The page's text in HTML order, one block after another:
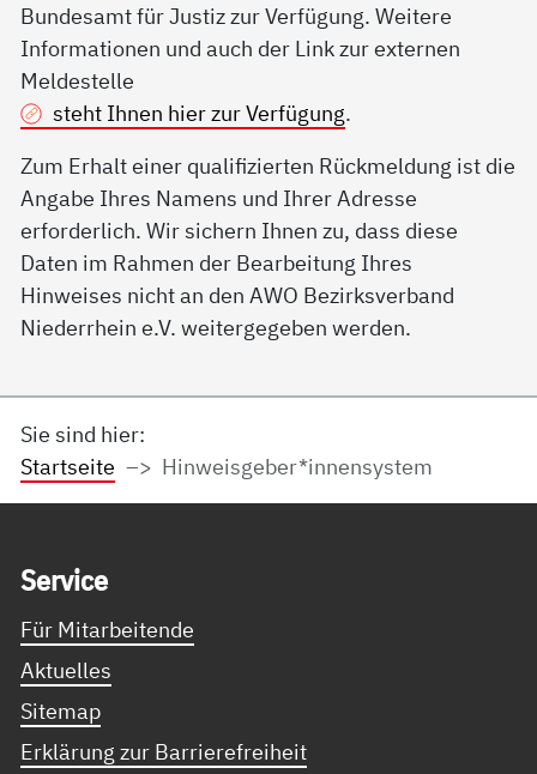
Bundesamt für Justiz zur Verfügung. Weitere
Informationen und auch der Link zur externen
Meldestelle
steht Ihnen hier zur Verfügung.
Zum Erhalt einer qualifizierten Rückmeldung ist die
Angabe Ihres Namens und Ihrer Adresse
erforderlich. Wir sichern Ihnen zu, dass diese
Daten im Rahmen der Bearbeitung Ihres
Hinweises nicht an den AWO Bezirksverband
Niederrhein e.V. weitergegeben werden.
Sie sind hier:
Startseite
Hinweisgeber*innensystem
Ser­vice
Für Mitarbeitende
Aktuelles
Sitemap
Erklärung zur Barrierefreiheit